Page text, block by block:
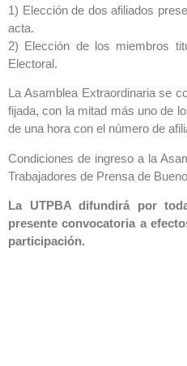
1) Elección de dos afiliados
acta.
2) Elección de los miembros
Electoral.
La Asamblea Extraordinaria se
fijada, con la mitad más uno de
de una hora con el número de
Condiciones de ingreso a la
Trabajadores de Prensa de
La UTPBA difundirá por
presente convocatoria a
participación.